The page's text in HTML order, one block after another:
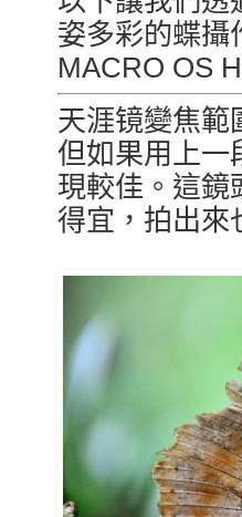
姿多彩的蝶攝
MACRO OS
天涯镜變焦範
但如果用上一
現較佳。這鏡
得宜，拍出來